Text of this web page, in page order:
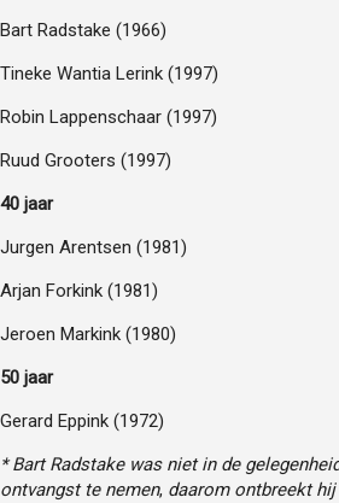
Bart Radstake (1966)
Tineke Wantia Lerink (1997)
Robin Lappenschaar (1997)
Ruud Grooters (1997)
40 jaar
Jurgen Arentsen (1981)
Arjan Forkink (1981)
Jeroen Markink (1980)
50 jaar
Gerard Eppink (1972)
* Bart Radstake was niet in de
ontvangst te nemen, daarom ontbreekt hij